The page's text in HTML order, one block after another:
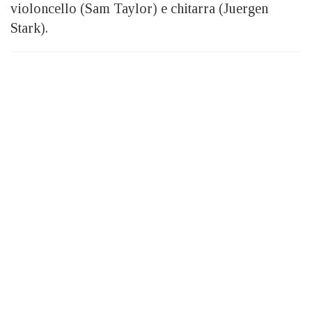
violoncello (Sam Taylor) e chitarra (Juergen
Stark).